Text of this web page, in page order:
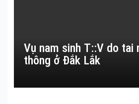
Vụ nam sinh T::V do tai
thông ở Đắk Lắk